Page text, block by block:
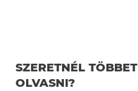
SZERETNÉL TÖBBET
OLVASNI?